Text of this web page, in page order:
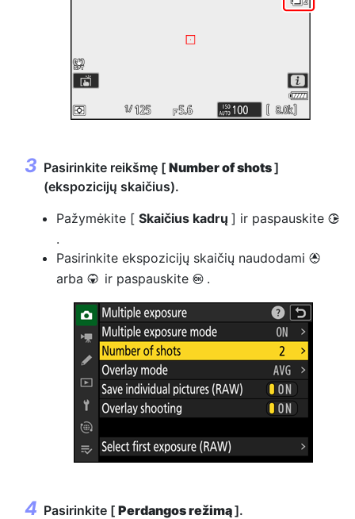
Pasirinkite reikšmę [ Number of shots]
(ekspozicijų skaičius).
Pažymėkite [ Skaičius kadrų ] ir paspauskite 2
.
Pasirinkite ekspozicijų skaičių naudodami 1
arba 3 ir paspauskite J .
Pasirinkite [ Perdangos režimą].